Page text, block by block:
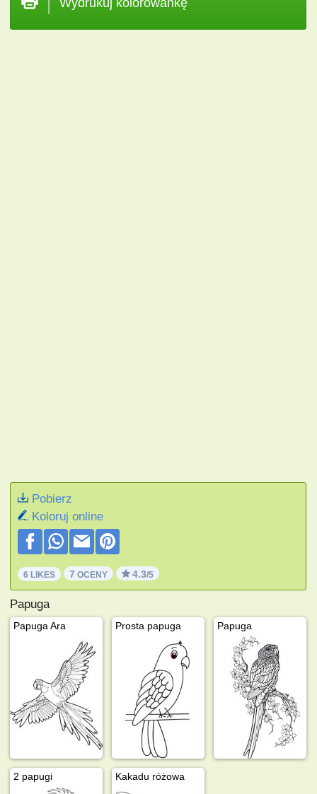
Pobierz
Koloruj online
6 LIKES 7 OCENY 4.3/5
Papuga
Papuga Ara Prosta papuga Papuga
2 papugi Kakadu różowa